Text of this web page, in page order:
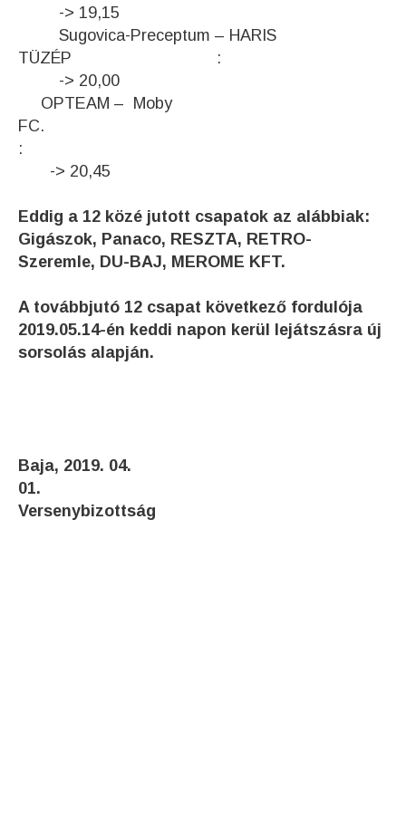
-> 19,15
Sugovica-Preceptum – HARIS
TÜZÉP :
-> 20,00
OPTEAM – Moby
FC.
:
-> 20,45
Eddig a 12 közé jutott csapatok az alábbiak:
Gigászok, Panaco, RESZTA, RETRO-
Szeremle, DU-BAJ, MEROME KFT.
A továbbjutó 12 csapat következő fordulója
2019.05.14-én keddi napon kerül lejátszásra új
sorsolás alapján.
Baja, 2019. 04.
01.
Versenybizottság